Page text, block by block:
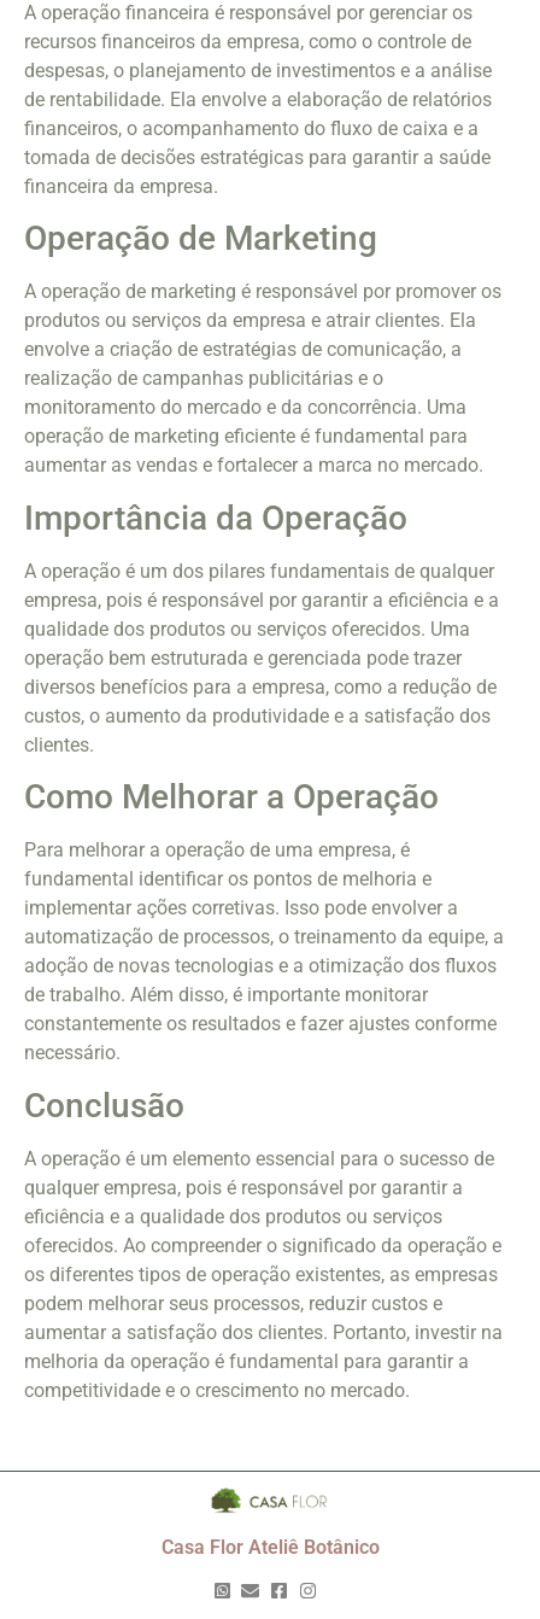
A operação financeira é responsável por gerenciar os
recursos financeiros da empresa, como o controle de
despesas, o planejamento de investimentos e a análise
de rentabilidade. Ela envolve a elaboração de relatórios
financeiros, o acompanhamento do fluxo de caixa e a
tomada de decisões estratégicas para garantir a saúde
financeira da empresa.
Operação de Marketing
A operação de marketing é responsável por promover os
produtos ou serviços da empresa e atrair clientes. Ela
envolve a criação de estratégias de comunicação, a
realização de campanhas publicitárias e o
monitoramento do mercado e da concorrência. Uma
operação de marketing eficiente é fundamental para
aumentar as vendas e fortalecer a marca no mercado.
Importância da Operação
A operação é um dos pilares fundamentais de qualquer
empresa, pois é responsável por garantir a eficiência e a
qualidade dos produtos ou serviços oferecidos. Uma
operação bem estruturada e gerenciada pode trazer
diversos benefícios para a empresa, como a redução de
custos, o aumento da produtividade e a satisfação dos
clientes.
Como Melhorar a Operação
Para melhorar a operação de uma empresa, é
fundamental identificar os pontos de melhoria e
implementar ações corretivas. Isso pode envolver a
automatização de processos, o treinamento da equipe, a
adoção de novas tecnologias e a otimização dos fluxos
de trabalho. Além disso, é importante monitorar
constantemente os resultados e fazer ajustes conforme
necessário.
Conclusão
A operação é um elemento essencial para o sucesso de
qualquer empresa, pois é responsável por garantir a
eficiência e a qualidade dos produtos ou serviços
oferecidos. Ao compreender o significado da operação e
os diferentes tipos de operação existentes, as empresas
podem melhorar seus processos, reduzir custos e
aumentar a satisfação dos clientes. Portanto, investir na
melhoria da operação é fundamental para garantir a
competitividade e o crescimento no mercado.
Casa Flor Ateliê Botânico